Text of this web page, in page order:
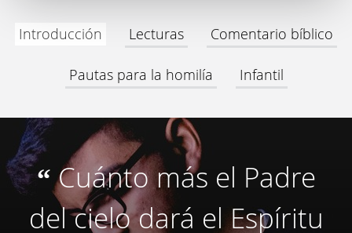
Introducción Lecturas Comentario bíblico
Pautas para la homilía Infantil
“Cuánto más el Padre
del cielo dará el Espíritu